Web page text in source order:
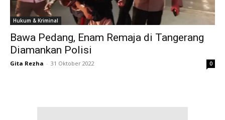
Hukum & Kriminal
Bawa Pedang, Enam Remaja di Tangerang
Diamankan Polisi
Gita Rezha - 31 Oktober 2022 0